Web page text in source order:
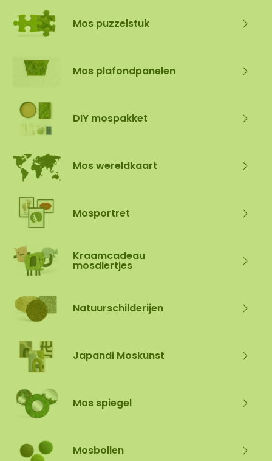
Mos puzzelstuk
Mos plafondpanelen
DIY mospakket
Mos wereldkaart
Mosportret
Kraamcadeau
mosdiertjes
Natuurschilderijen
Japandi Moskunst
Mos spiegel
Mosbollen